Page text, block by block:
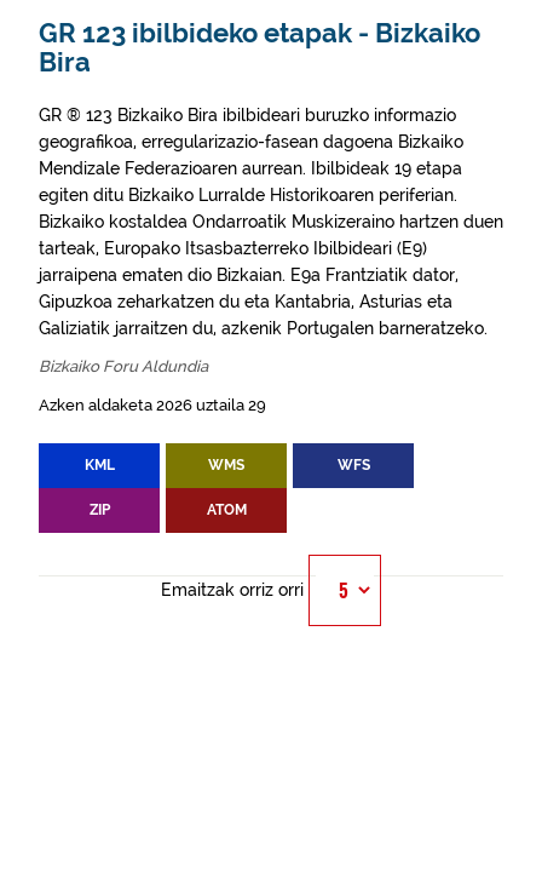
GR 123 ibilbideko etapak - Bizkaiko
Bira
GR ® 123 Bizkaiko Bira ibilbideari buruzko informazio
geografikoa, erregularizazio-fasean dagoena Bizkaiko
Mendizale Federazioaren aurrean. Ibilbideak 19 etapa
egiten ditu Bizkaiko Lurralde Historikoaren periferian.
Bizkaiko kostaldea Ondarroatik Muskizeraino hartzen duen
tarteak, Europako Itsasbazterreko Ibilbideari (E9)
jarraipena ematen dio Bizkaian. E9a Frantziatik dator,
Gipuzkoa zeharkatzen du eta Kantabria, Asturias eta
Galiziatik jarraitzen du, azkenik Portugalen barneratzeko.
Bizkaiko Foru Aldundia
Azken aldaketa 2026 uztaila 29
KML WMS WFS
ZIP ATOM
Emaitzak orriz orri